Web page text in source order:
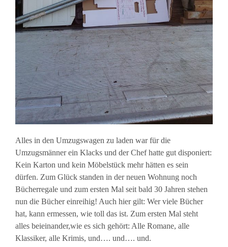
Alles in den Umzugswagen zu laden war für die
Umzugsmänner ein Klacks und der Chef hatte gut disponiert:
Kein Karton und kein Möbelstück mehr hätten es sein
dürfen. Zum Glück standen in der neuen Wohnung noch
Bücherregale und zum ersten Mal seit bald 30 Jahren stehen
nun die Bücher einreihig! Auch hier gilt: Wer viele Bücher
hat, kann ermessen, wie toll das ist. Zum ersten Mal steht
alles beieinander,wie es sich gehört: Alle Romane, alle
Klassiker, alle Krimis, und…. und…. und.